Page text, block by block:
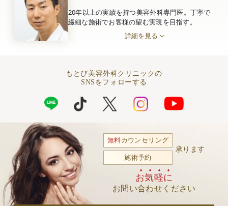
20年以上の実績を持つ美容外科専門医。丁寧で
繊細な施術でお客様の望む実現を目指す。
詳細を見る
もとび美容外科クリニックの
SNSをフォローする
無料カウンセリング
施術予約
承ります
お気軽に
お問い合わせください